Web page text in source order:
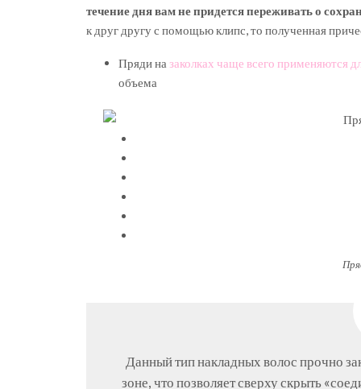
течение дня вам не придется переживать о
к друг другу с помощью клипс, то полученная
Пряди на заколках чаще всего применяются
объема
Данный тип накладных волос прочно
зоне, что позволяет сверху скрыть